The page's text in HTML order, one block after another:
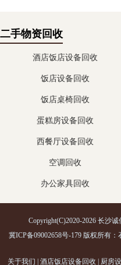
二手物资回收
酒店饭店设备回收
饭店设备回收
饭店桌椅回收
蛋糕房设备回收
西餐厅设备回收
空调回收
办公家具回收
Copyright(C)2020-2026 长沙
冀ICP备09002658号-179 版权所有：
关于我们 | 酒店饭店设备回收 | 厨房